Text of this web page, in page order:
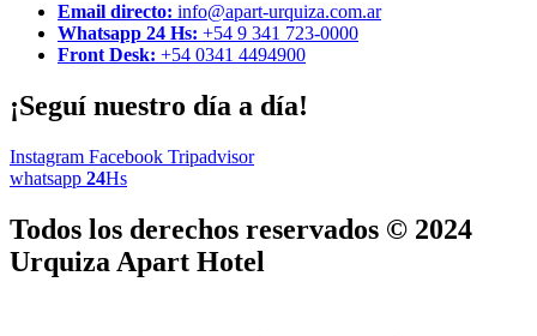
Email directo: info@apart-urquiza.com.ar
Whatsapp 24 Hs: +54 9 341 723-0000
Front Desk: +54 0341 4494900
¡Seguí nuestro día a día!
Instagram Facebook Tripadvisor
whatsapp 24Hs
Todos los derechos reservados © 2024
Urquiza Apart Hotel